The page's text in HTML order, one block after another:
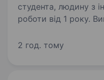
студента, людину з
роботи від 1 року. Вища
в артилерійському
2 год. тому